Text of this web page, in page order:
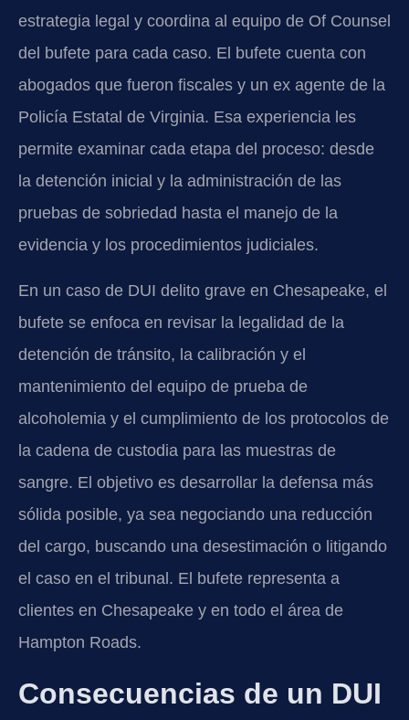
estrategia legal y coordina al equipo de Of Counsel
del bufete para cada caso. El bufete cuenta con
abogados que fueron fiscales y un ex agente de la
Policía Estatal de Virginia. Esa experiencia les
permite examinar cada etapa del proceso: desde
la detención inicial y la administración de las
pruebas de sobriedad hasta el manejo de la
evidencia y los procedimientos judiciales.
En un caso de DUI delito grave en Chesapeake, el
bufete se enfoca en revisar la legalidad de la
detención de tránsito, la calibración y el
mantenimiento del equipo de prueba de
alcoholemia y el cumplimiento de los protocolos de
la cadena de custodia para las muestras de
sangre. El objetivo es desarrollar la defensa más
sólida posible, ya sea negociando una reducción
del cargo, buscando una desestimación o litigando
el caso en el tribunal. El bufete representa a
clientes en Chesapeake y en todo el área de
Hampton Roads.
Consecuencias de un DUI